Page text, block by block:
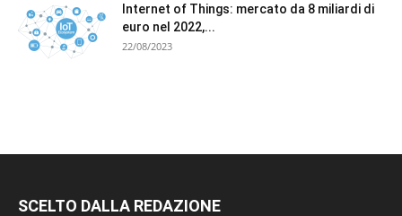
Internet of Things: mercato da 8 miliardi di
euro nel 2022,...
22/08/2023
SCELTO DALLA REDAZIONE